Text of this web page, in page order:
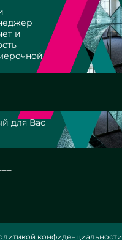
и
для Вас
конфиденциальности